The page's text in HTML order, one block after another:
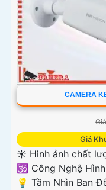
CAMERA
Giá
☀️ Hình ảnh chất
🕉️ Công Nghệ
💡 Tầm Nhìn Ban